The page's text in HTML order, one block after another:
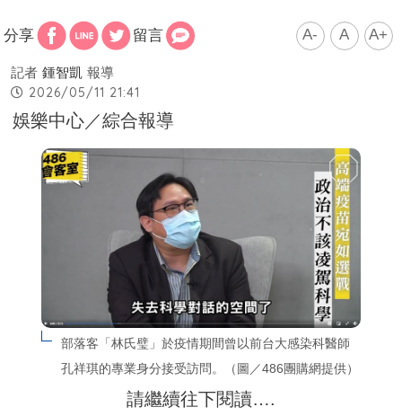
分享 留言 A- A A+
記者 鍾智凱 報導
2026/05/11 21:41
娛樂中心／綜合報導
部落客「林氏璧」於疫情期間曾以前台大感染科醫師
孔祥琪的專業身分接受訪問。（圖／486團購網提供）
請繼續往下閱讀….